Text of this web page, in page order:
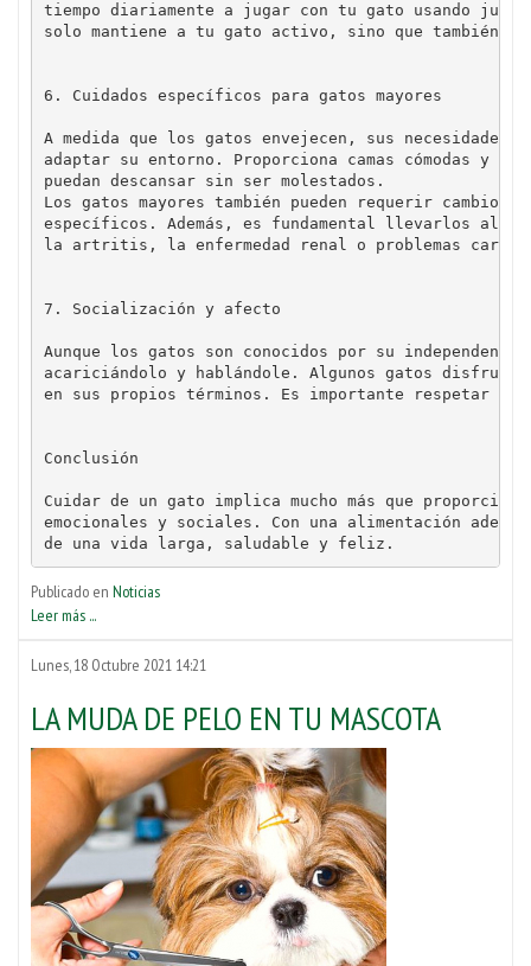
tiempo diariamente a jugar con tu gato usando
6. Cuidados específicos para gatos mayores
A medida que los gatos envejecen, sus necesidades
adaptar su entorno. Proporciona camas cómodas y
puedan descansar sin ser molestados.
Los gatos mayores también pueden requerir
específicos. Además, es fundamental llevarlos al
7. Socialización y afecto
Aunque los gatos son conocidos por su
acariciándolo y hablándole. Algunos gatos
Conclusión
Cuidar de un gato implica mucho más que
emocionales y sociales. Con una alimentación
de una vida larga, saludable y feliz.
Publicado en Noticias
Leer más ...
Lunes, 18 Octubre 2021 14:21
LA MUDA DE PELO EN TU MASCOTA